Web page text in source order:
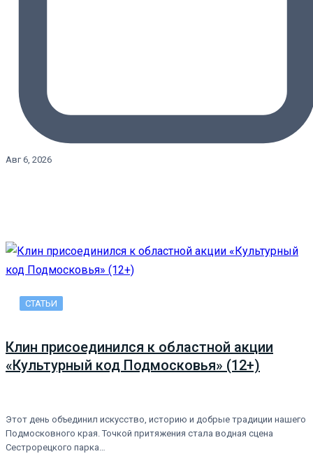
Авг 6, 2026
СТАТЬИ
Клин присоединился к областной акции
«Культурный код Подмосковья» (12+)
Этот день объединил искусство, историю и добрые традиции нашего
Подмосковного края. Точкой притяжения стала водная сцена
Сестрорецкого парка…